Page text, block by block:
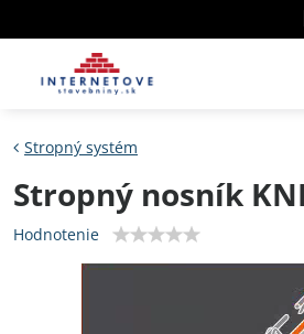
Stropný systém
Stropný nosník
Hodnotenie